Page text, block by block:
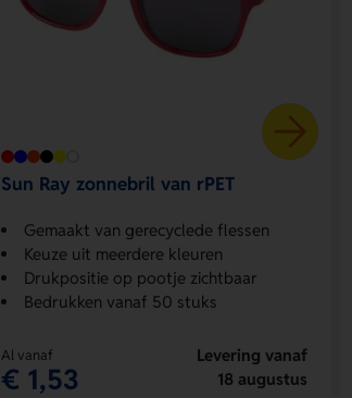
Sun Ray zonnebril van rPET
Gemaakt van gerecyclede flessen
Keuze uit meerdere kleuren
Drukpositie op pootje zichtbaar
Bedrukken vanaf 50 stuks
Al vanaf
€ 1,53
Levering vanaf
18 augustus